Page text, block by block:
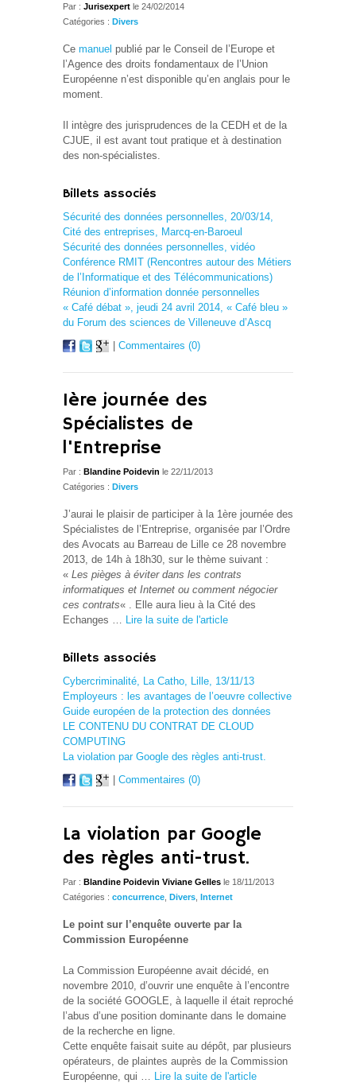
Par : Jurisexpert le 24/02/2014
Catégories : Divers
Ce manuel publié par le Conseil de l’Europe et
l’Agence des droits fondamentaux de l’Union
Européenne n’est disponible qu’en anglais pour le
moment.
Il intègre des jurisprudences de la CEDH et de la
CJUE, il est avant tout pratique et à destination
des non-spécialistes.
Billets associés
Sécurité des données personnelles, 20/03/14,
Cité des entreprises, Marcq-en-Baroeul
Sécurité des données personnelles, vidéo
Conférence RMIT (Rencontres autour des Métiers
de l’Informatique et des Télécommunications)
Réunion d’information donnée personnelles
« Café débat », jeudi 24 avril 2014, « Café bleu »
du Forum des sciences de Villeneuve d’Ascq
Commentaires (0)
1ère journée des
Spécialistes de
l'Entreprise
Par : Blandine Poidevin le 22/11/2013
Catégories : Divers
J’aurai le plaisir de participer à la 1ère journée des
Spécialistes de l’Entreprise, organisée par l’Ordre
des Avocats au Barreau de Lille ce 28 novembre
2013, de 14h à 18h30, sur le thème suivant :
« Les pièges à éviter dans les contrats
informatiques et Internet ou comment négocier
ces contrats« . Elle aura lieu à la Cité des
Echanges … Lire la suite de l'article
Billets associés
Cybercriminalité, La Catho, Lille, 13/11/13
Employeurs : les avantages de l’oeuvre collective
Guide européen de la protection des données
LE CONTENU DU CONTRAT DE CLOUD
COMPUTING
La violation par Google des règles anti-trust.
Commentaires (0)
La violation par Google
des règles anti-trust.
Par : Blandine Poidevin Viviane Gelles le 18/11/2013
Catégories : concurrence Divers Internet
Le point sur l’enquête ouverte par la
Commission Européenne
La Commission Européenne avait décidé, en
novembre 2010, d’ouvrir une enquête à l’encontre
de la société GOOGLE, à laquelle il était reproché
l’abus d’une position dominante dans le domaine
de la recherche en ligne.
Cette enquête faisait suite au dépôt, par plusieurs
opérateurs, de plaintes auprès de la Commission
Européenne, qui … Lire la suite de l'article